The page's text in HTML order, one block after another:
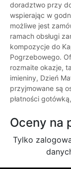
doradztwo przy
wspierając w
możliwe jest
ramach obsługi
kompozycje do
Pogrzebowego.
rozmaite okazje,
imieniny, Dzień
przyjmowane są
płatności
Oceny na
Tylko